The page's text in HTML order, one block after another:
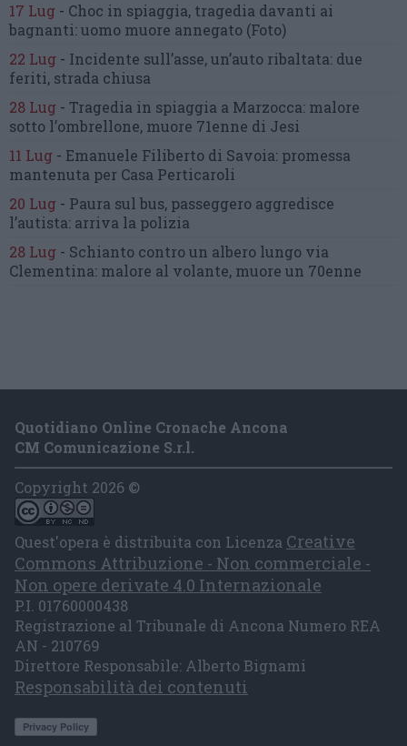
17 Lug - Choc in spiaggia, tragedia davanti ai
bagnanti:uomo muore annegato (Foto)
22 Lug - Incidente sull’asse, un’auto ribaltata: due
feriti, strada chiusa
28 Lug - Tragedia in spiaggia a Marzocca: malore
sotto l’ombrellone, muore 71enne di Jesi
11 Lug - Emanuele Filiberto di Savoia: promessa
mantenuta per Casa Perticaroli
20 Lug - Paura sul bus, passeggero aggredisce
l’autista: arriva la polizia
28 Lug - Schianto contro un albero lungo via
Clementina: malore al volante, muore un 70enne
Quotidiano Online Cronache Ancona
CM Comunicazione S.r.l.
Copyright 2026 ©
Quest'opera è distribuita con Licenza Creative
Commons Attribuzione - Non commerciale -
Non opere derivate 4.0 Internazionale
P.I. 01760000438
Registrazione al Tribunale di Ancona Numero REA
AN - 210769
Direttore Responsabile: Alberto Bignami
Responsabilità dei contenuti